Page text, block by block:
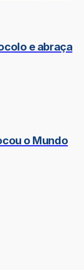
e abraça
o Mundo